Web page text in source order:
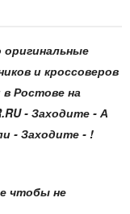
оригинальные
и кроссоверов
Ростове на
- Заходите - А
- Заходите - !
чтобы не